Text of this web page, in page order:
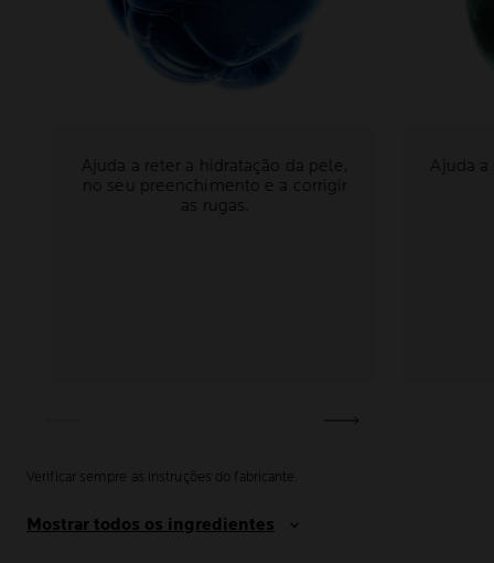
Ajuda a reter a hidratação da pele,
no seu preenchimento e a corrigir
as rugas.
Ajuda
Verificar sempre as instruções do fabricante.
Mostrar todos os ingredientes